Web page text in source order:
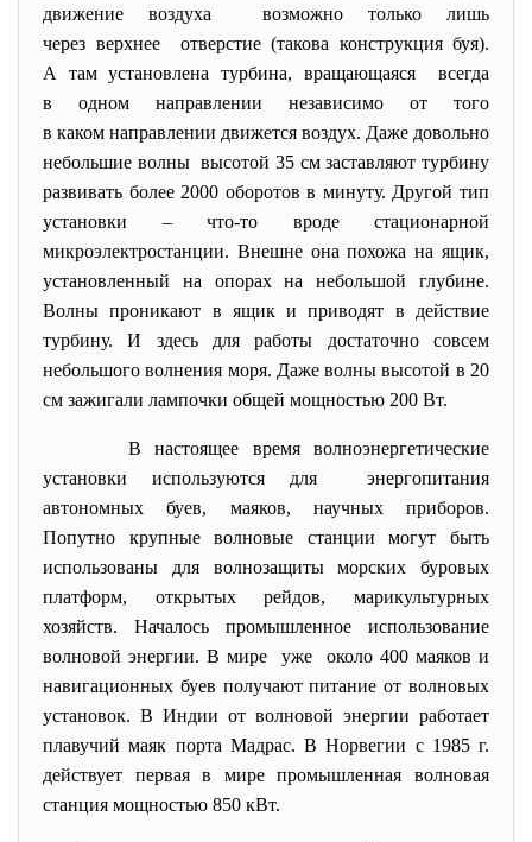
движение воздуха возможно только лишь
через верхнее отверстие (такова конструкция буя).
А там установлена турбина, вращающаяся всегда
в одном направлении независимо от того
в каком направлении движется воздух. Даже довольно
небольшие волны высотой 35 см заставляют турбину
развивать более 2000 оборотов в минуту. Другой тип
установки – что-то вроде стационарной
микроэлектростанции. Внешне она похожа на ящик,
установленный на опорах на небольшой глубине.
Волны проникают в ящик и приводят в действие
турбину. И здесь для работы достаточно совсем
небольшого волнения моря. Даже волны высотой в 20
см зажигали лампочки общей мощностью 200 Вт.
В настоящее время волноэнергетические
установки используются для энергопитания
автономных буев, маяков, научных приборов.
Попутно крупные волновые станции могут быть
использованы для волнозащиты морских буровых
платформ, открытых рейдов, марикультурных
хозяйств. Началось промышленное использование
волновой энергии. В мире уже около 400 маяков и
навигационных буев получают питание от волновых
установок. В Индии от волновой энергии работает
плавучий маяк порта Мадрас. В Норвегии с 1985 г.
действует первая в мире промышленная волновая
станция мощностью 850 кВт.